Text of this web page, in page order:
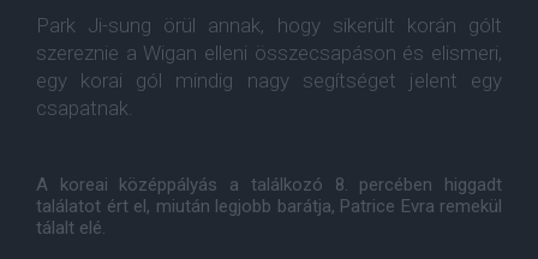
Park Ji-sung örül annak, hogy sikerült korán gólt
szereznie a Wigan elleni összecsapáson és elismeri,
egy korai gól mindig nagy segítséget jelent egy
csapatnak.
A koreai középpályás a találkozó 8. percében higgadt
találatot ért el, miután legjobb barátja, Patrice Evra remekül
tálalt elé.